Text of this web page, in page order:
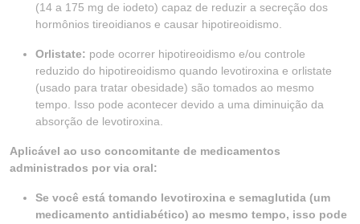
(14 a 175 mg de iodeto) capaz de reduzir a secreção dos
hormônios tireoidianos e causar hipotireoidismo.
Orlistate: pode ocorrer hipotireoidismo e/ou controle
reduzido do hipotireoidismo quando levotiroxina e orlistate
(usado para tratar obesidade) são tomados ao mesmo
tempo. Isso pode acontecer devido a uma diminuição da
absorção de levotiroxina.
Aplicável ao uso concomitante de medicamentos
administrados por via oral:
Se você está tomando levotiroxina e semaglutida (um
medicamento antidiabético) ao mesmo tempo, isso pode